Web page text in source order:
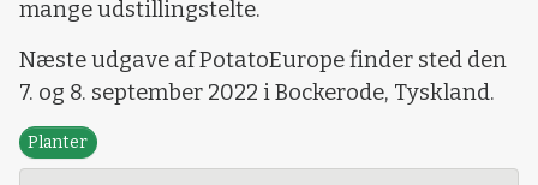
mange udstillingstelte.
Næste udgave af PotatoEurope finder sted den
7. og 8. september 2022 i Bockerode, Tyskland.
Planter